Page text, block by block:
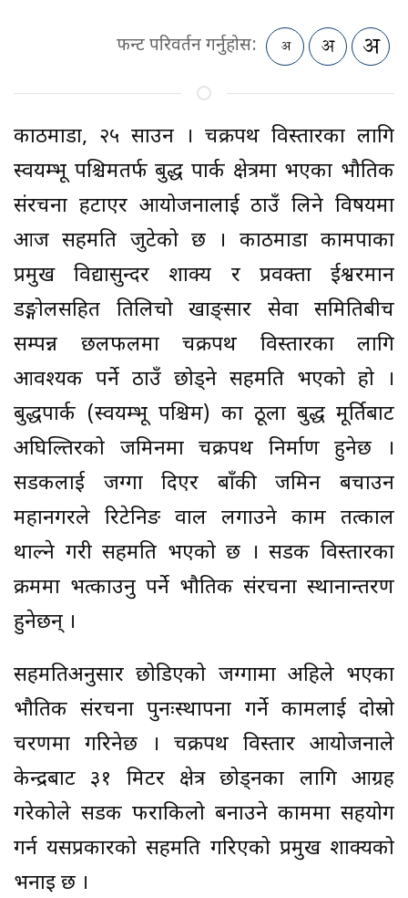
फन्ट परिवर्तन गर्नुहोस:
काठमाडौँ, २५ साउन । चक्रपथ विस्तारका लागि
स्वयम्भू पश्चिमतर्फ बुद्ध पार्क क्षेत्रमा भएका भौतिक
संरचना हटाएर आयोजनालाई ठाउँ लिने विषयमा
आज सहमति जुटेको छ । काठमाडौँ कामपाका
प्रमुख विद्यासुन्दर शाक्य र प्रवक्ता ईश्वरमान
डङ्गोलसहित तिलिचो खाङ्सार सेवा समितिबीच
सम्पन्न छलफलमा चक्रपथ विस्तारका लागि
आवश्यक पर्ने ठाउँ छोड्ने सहमति भएको हो ।
बुद्धपार्क (स्वयम्भू पश्चिम) का ठूला बुद्ध मूर्तिबाट
अघिल्तिरको जमिनमा चक्रपथ निर्माण हुनेछ ।
सडकलाई जग्गा दिएर बाँकी जमिन बचाउन
महानगरले रिटेनिङ वाल लगाउने काम तत्काल
थाल्ने गरी सहमति भएको छ । सडक विस्तारका
क्रममा भत्काउनु पर्ने भौतिक संरचना स्थानान्तरण
हुनेछन् ।
सहमतिअनुसार छोडिएको जग्गामा अहिले भएका
भौतिक संरचना पुनःस्थापना गर्ने कामलाई दोस्रो
चरणमा गरिनेछ । चक्रपथ विस्तार आयोजनाले
केन्द्रबाट ३१ मिटर क्षेत्र छोड्नका लागि आग्रह
गरेकोले सडक फराकिलो बनाउने काममा सहयोग
गर्न यसप्रकारको सहमति गरिएको प्रमुख शाक्यको
भनाइ छ ।